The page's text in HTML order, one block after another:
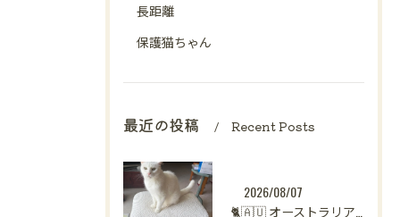
長距離
保護猫ちゃん
最近の投稿 Recent Posts
2026/08/07